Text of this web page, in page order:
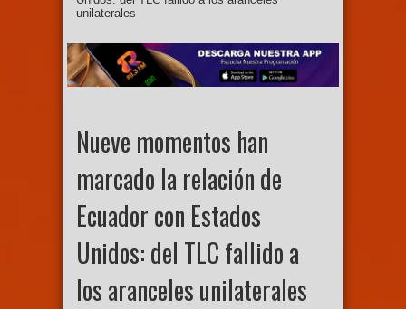
unilaterales
Nueve momentos han
marcado la relación de
Ecuador con Estados
Unidos: del TLC fallido a
los aranceles unilaterales